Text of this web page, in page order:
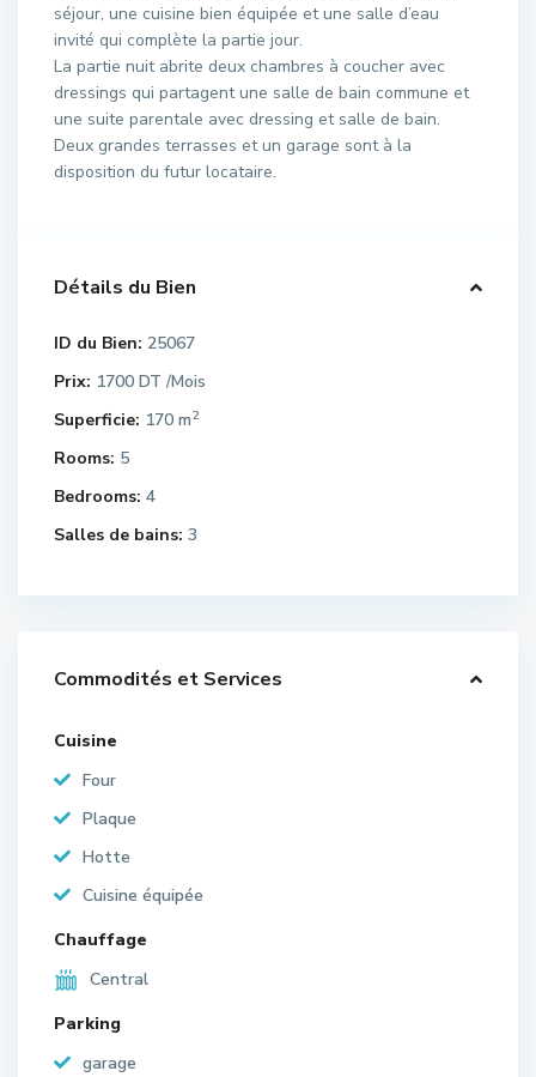
séjour, une cuisine bien équipée et une salle d’eau
invité qui complète la partie jour.
La partie nuit abrite deux chambres à coucher avec
dressings qui partagent une salle de bain commune et
une suite parentale avec dressing et salle de bain.
Deux grandes terrasses et un garage sont à la
disposition du futur locataire.
Détails du Bien
ID du Bien: 25067
Prix: 1700 DT /Mois
Superficie: 170 m2
Rooms: 5
Bedrooms: 4
Salles de bains: 3
Commodités et Services
Cuisine
Four
Plaque
Hotte
Cuisine équipée
Chauffage
Central
Parking
garage